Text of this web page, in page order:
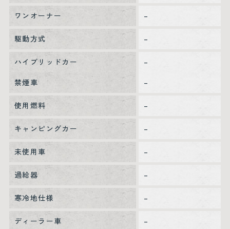
ワンオーナー –
駆動方式 –
ハイブリッドカー
–
禁煙車
–
使用燃料 –
キャンピングカー –
未使用車 –
過給器 –
寒冷地仕様 –
ディーラー車 –